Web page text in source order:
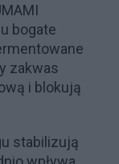
bogate
zakwas
i blokują
stabilizują